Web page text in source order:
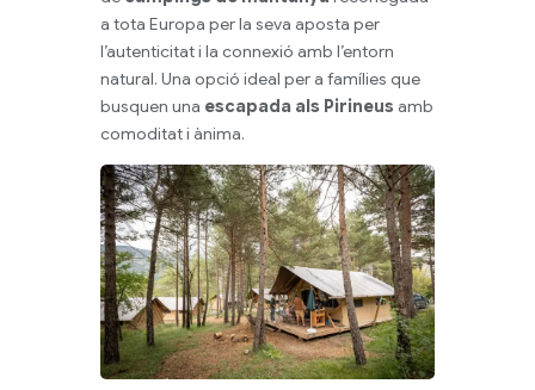
a tota Europa per la seva aposta per
l’autenticitat i la connexió amb l’entorn
natural. Una opció ideal per a famílies que
busquen una escapada als Pirineus amb
comoditat i ànima.